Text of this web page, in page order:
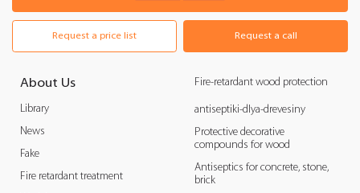
Request a price list
About Us
Library
News
Fake
Fire retardant treatment
Fire-retardant wood protection
antiseptiki-dlya-drevesiny
Protective decorative
compounds for wood
Antiseptics for concrete, stone,
brick
Request a call